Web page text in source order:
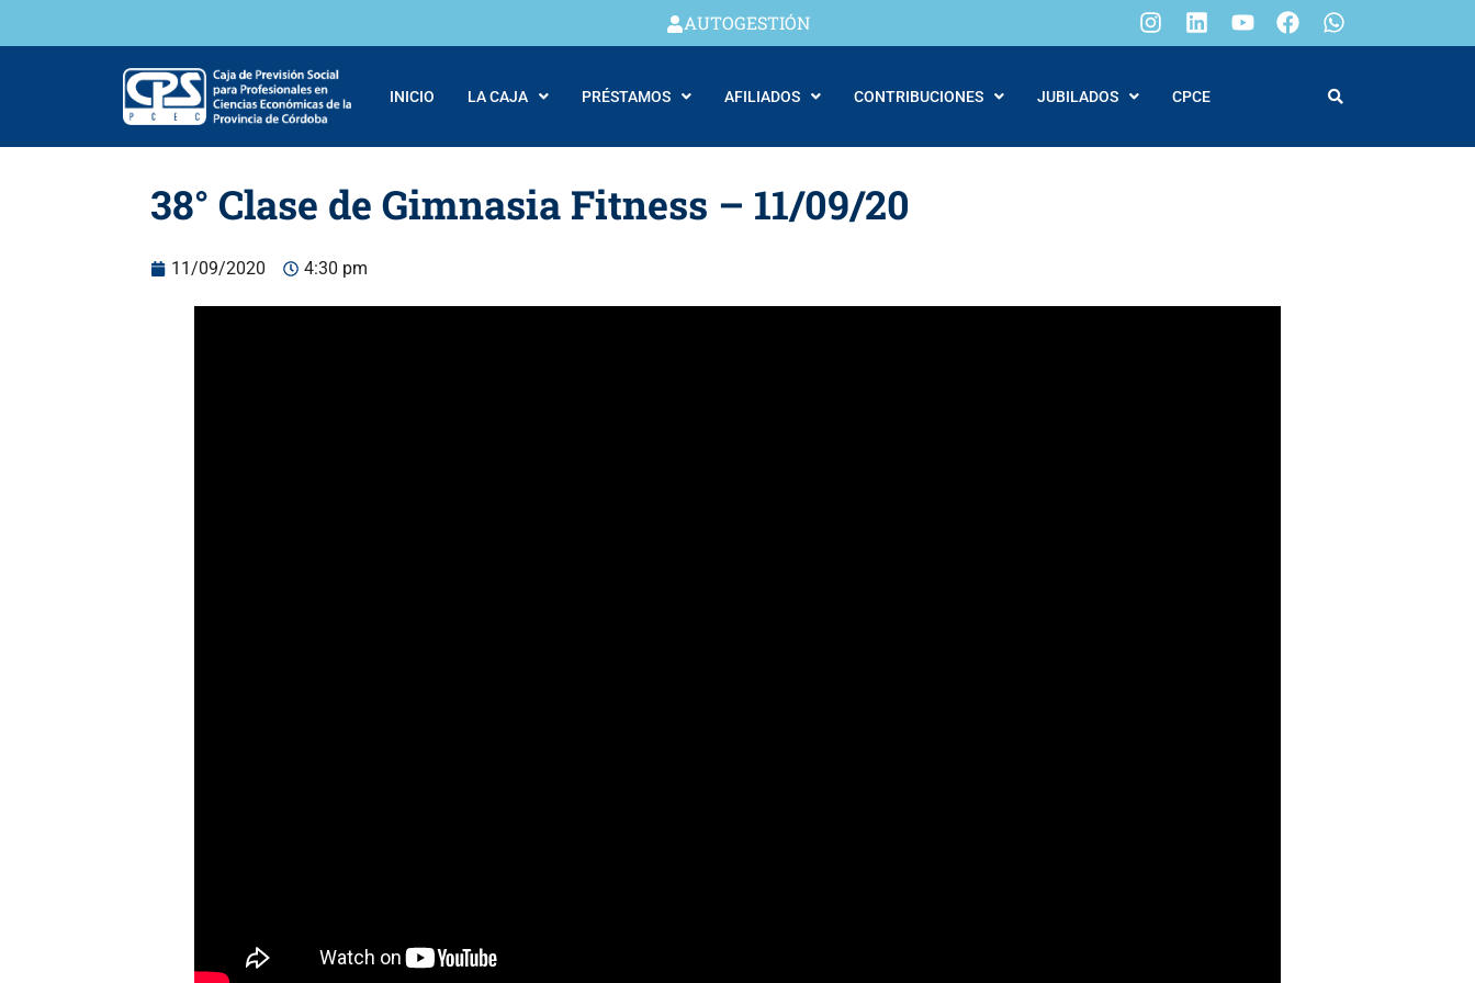
AUTOGESTIÓN
INICIO LA CAJA PRÉSTAMOS AFILIADOS CONTRIBUCIONES JUBILADOS CPCE
38° Clase de Gimnasia Fitness – 11/09/20
11/09/2020 4:30 pm